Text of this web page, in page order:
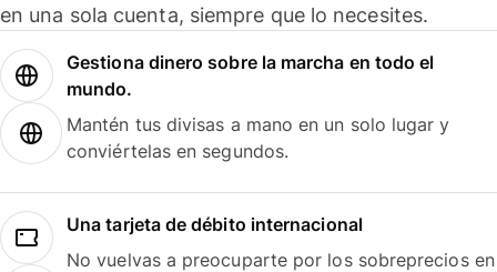
en una sola cuenta, siempre que lo necesites.
Gestiona dinero sobre la marcha en todo el
mundo.
Mantén tus divisas a mano en un solo lugar y
conviértelas en segundos.
Una tarjeta de débito internacional
No vuelvas a preocuparte por los sobreprecios en